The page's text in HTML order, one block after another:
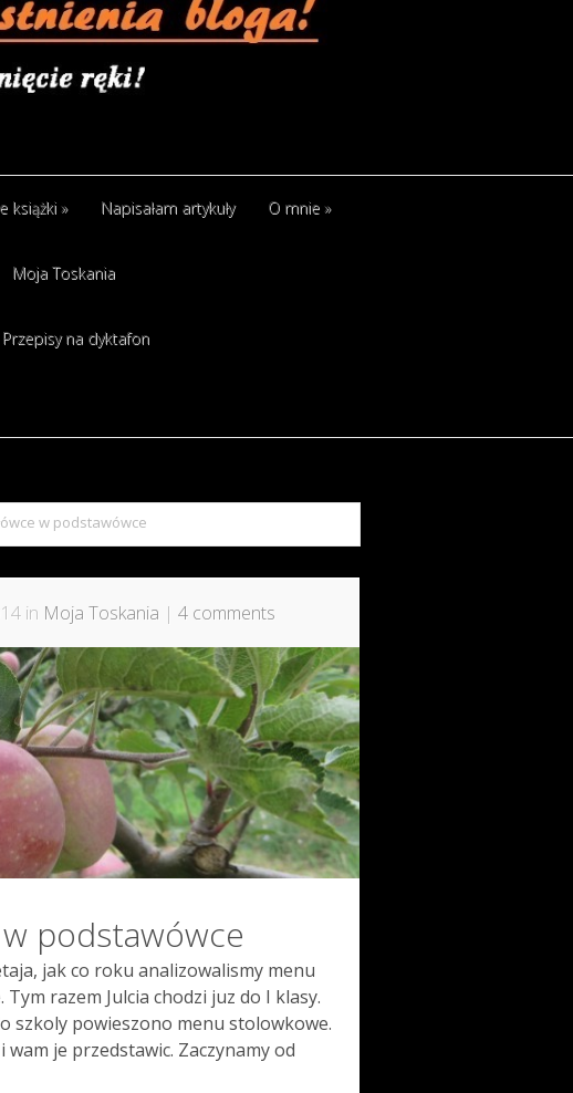
książki » Napisałam artykuły O mnie »
Moja Toskania
Przepisy na dyktafon
w podstawówce
in Moja Toskania | 4 comments
podstawówce
jak co roku analizowalismy menu
razem Julcia chodzi juz do I klasy.
szkoly powieszono menu stolowkowe.
je przedstawic. Zaczynamy od